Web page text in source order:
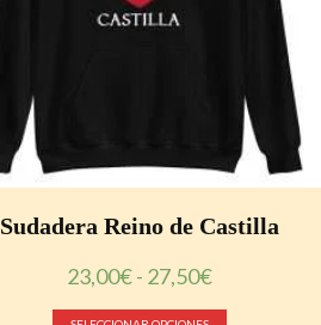
Sudadera Reino de Castilla
23,00€- 27,50€Rango
Este